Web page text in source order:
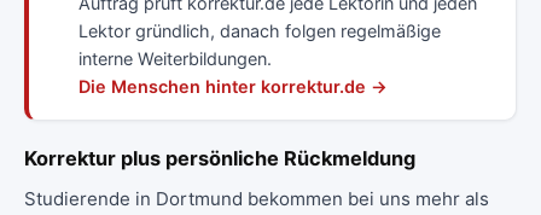
Lektor gründlich, danach folgen regelmäßige
interne Weiterbildungen.
Die Menschen hinter korrektur.de →
Korrektur plus persönliche Rückmeldung
Studierende in Dortmund bekommen bei uns mehr als